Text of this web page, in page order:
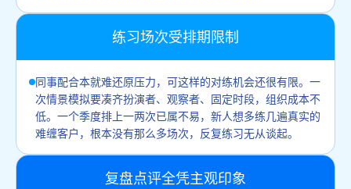
练习场次受排期限制
同事配合本就难还原压力，可这样的对练机会还很有限。一
次情景模拟要凑齐扮演者、观察者、固定时段，组织成本不
低。一个季度排上一两次已属不易，新人想多练几遍真实的
难缠客户，根本没有那么多场次，反复练习无从谈起。
复盘点评全凭主观印象